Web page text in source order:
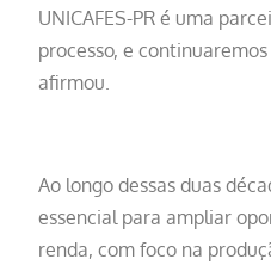
UNICAFES-PR é uma
processo, e
afirmou.
Ao longo dessas duas
essencial para ampliar
renda, com foco na